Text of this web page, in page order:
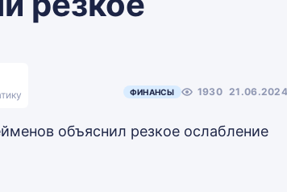
ФИНАНСЫ 1930 21.06.2024
объяснил резкое ослабление